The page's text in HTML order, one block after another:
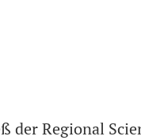
der Regional